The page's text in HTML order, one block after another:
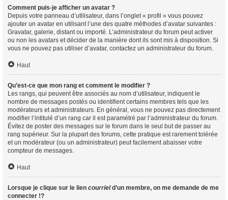
Comment puis-je afficher un avatar ?
Depuis votre panneau d’utilisateur, dans l’onglet « profil » vous pouvez
ajouter un avatar en utilisant l’une des quatre méthodes d’avatar suivantes :
Gravatar, galerie, distant ou importé. L’administrateur du forum peut activer
ou non les avatars et décider de la manière dont ils sont mis à disposition. Si
vous ne pouvez pas utiliser d’avatar, contactez un administrateur du forum.
Haut
Qu’est-ce que mon rang et comment le modifier ?
Les rangs, qui peuvent être associés au nom d’utilisateur, indiquent le
nombre de messages postés ou identifient certains membres tels que les
modérateurs et administrateurs. En général, vous ne pouvez pas directement
modifier l’intitulé d’un rang car il est paramétré par l’administrateur du forum.
Évitez de poster des messages sur le forum dans le seul but de passer au
rang supérieur. Sur la plupart des forums, cette pratique est rarement tolérée
et un modérateur (ou un administrateur) peut facilement abaisser votre
compteur de messages.
Haut
Lorsque je clique sur le lien courrield’un membre, on me demande de me
connecter !?